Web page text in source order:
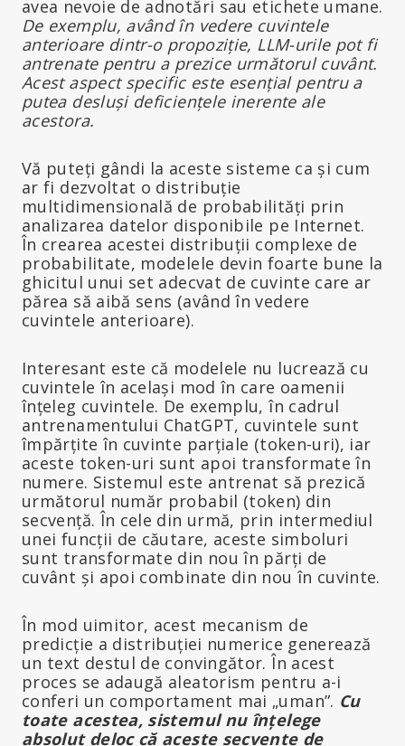
avea nevoie de adnotări sau etichete umane.
De exemplu, având în vedere cuvintele
anterioare dintr-o propoziție, LLM-urile pot fi
antrenate pentru a prezice următorul cuvânt.
Acest aspect specific este esențial pentru a
putea desluși deficiențele inerente ale
acestora.
Vă puteți gândi la aceste sisteme ca și cum
ar fi dezvoltat o distribuție
multidimensională de probabilități prin
analizarea datelor disponibile pe Internet.
În crearea acestei distribuții complexe de
probabilitate, modelele devin foarte bune la
ghicitul unui set adecvat de cuvinte care ar
părea să aibă sens (având în vedere
cuvintele anterioare).
Interesant este că modelele nu lucrează cu
cuvintele în același mod în care oamenii
înțeleg cuvintele. De exemplu, în cadrul
antrenamentului ChatGPT, cuvintele sunt
împărțite în cuvinte parțiale (token-uri), iar
aceste token-uri sunt apoi transformate în
numere. Sistemul este antrenat să prezică
următorul număr probabil (token) din
secvență. În cele din urmă, prin intermediul
unei funcții de căutare, aceste simboluri
sunt transformate din nou în părți de
cuvânt și apoi combinate din nou în cuvinte.
În mod uimitor, acest mecanism de
predicție a distribuției numerice generează
un text destul de convingător. În acest
proces se adaugă aleatorism pentru a-i
conferi un comportament mai „uman”. Cu
toate acestea, sistemul nu înțelege
absolut deloc că aceste secvențe de